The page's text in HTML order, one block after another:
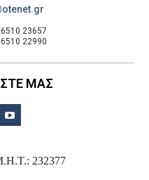
23657
22990
ΜΑΣ
232377